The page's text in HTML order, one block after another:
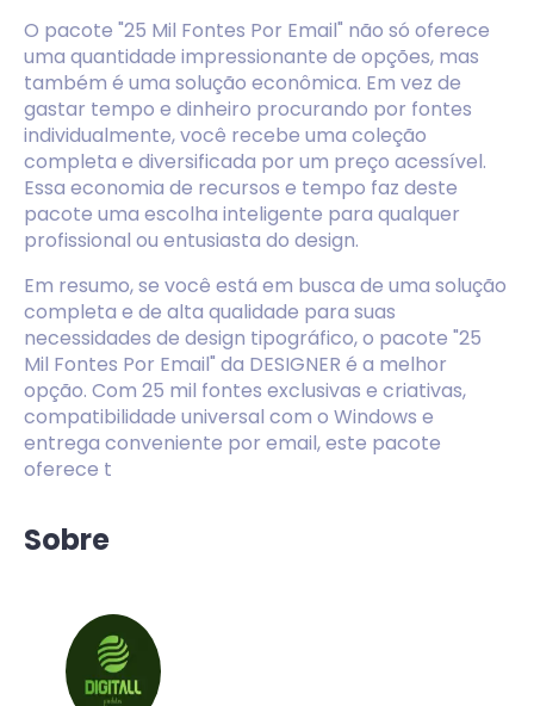
O pacote "25 Mil Fontes Por Email" não só oferece
uma quantidade impressionante de opções, mas
também é uma solução econômica. Em vez de
gastar tempo e dinheiro procurando por fontes
individualmente, você recebe uma coleção
completa e diversificada por um preço acessível.
Essa economia de recursos e tempo faz deste
pacote uma escolha inteligente para qualquer
profissional ou entusiasta do design.
Em resumo, se você está em busca de uma solução
completa e de alta qualidade para suas
necessidades de design tipográfico, o pacote "25
Mil Fontes Por Email" da DESIGNER é a melhor
opção. Com 25 mil fontes exclusivas e criativas,
compatibilidade universal com o Windows e
entrega conveniente por email, este pacote
oferece t
Sobre